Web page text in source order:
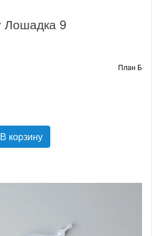
Лошадка 9
План Б
В корзину